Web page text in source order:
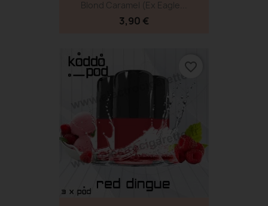
Blond Caramel (ex Eagle...
3,90 €
favorite_border